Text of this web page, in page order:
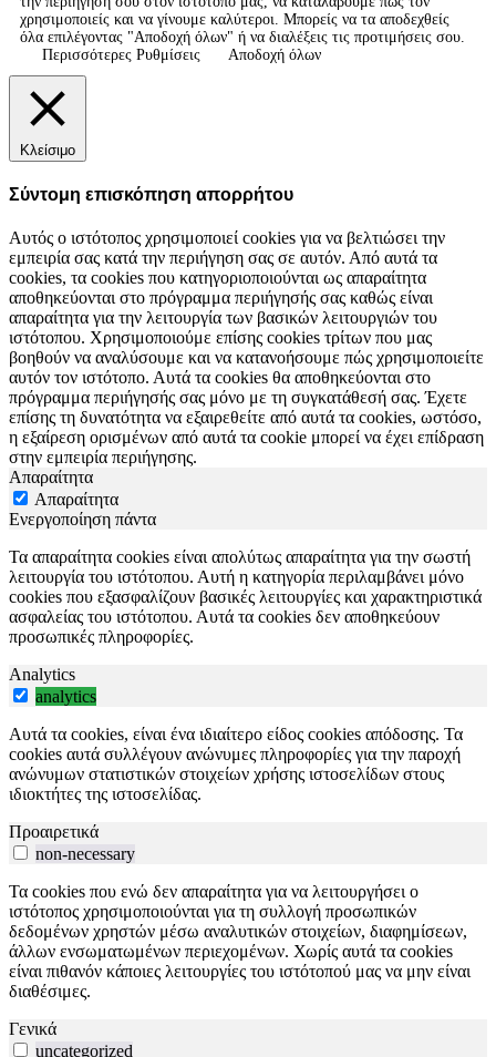
χρησιμοποιείς και να γίνουμε καλύτεροι. Μπορείς να τα αποδεχθείς
όλα επιλέγοντας "Αποδοχή όλων" ή να διαλέξεις τις προτιμήσεις σου.
Περισσότερες Ρυθμίσεις
Αποδοχή όλων
Κλείσιμο
Σύντομη επισκόπηση απορρήτου
Αυτός ο ιστότοπος χρησιμοποιεί cookies για να βελτιώσει την
εμπειρία σας κατά την περιήγηση σας σε αυτόν. Από αυτά τα
cookies, τα cookies που κατηγοριοποιούνται ως απαραίτητα
αποθηκεύονται στο πρόγραμμα περιήγησής σας καθώς είναι
απαραίτητα για την λειτουργία των βασικών λειτουργιών του
ιστότοπου. Χρησιμοποιούμε επίσης cookies τρίτων που μας
βοηθούν να αναλύσουμε και να κατανοήσουμε πώς χρησιμοποιείτε
αυτόν τον ιστότοπο. Αυτά τα cookies θα αποθηκεύονται στο
πρόγραμμα περιήγησής σας μόνο με τη συγκατάθεσή σας. Έχετε
επίσης τη δυνατότητα να εξαιρεθείτε από αυτά τα cookies, ωστόσο,
η εξαίρεση ορισμένων από αυτά τα cookie μπορεί να έχει επίδραση
στην εμπειρία περιήγησης.
Απαραίτητα
Απαραίτητα
Ενεργοποίηση πάντα
Τα απαραίτητα cookies είναι απολύτως απαραίτητα για την σωστή
λειτουργία του ιστότοπου. Αυτή η κατηγορία περιλαμβάνει μόνο
cookies που εξασφαλίζουν βασικές λειτουργίες και χαρακτηριστικά
ασφαλείας του ιστότοπου. Αυτά τα cookies δεν αποθηκεύουν
προσωπικές πληροφορίες.
Analytics
analytics
Αυτά τα cookies, είναι ένα ιδιαίτερο είδος cookies απόδοσης. Τα
cookies αυτά συλλέγουν ανώνυμες πληροφορίες για την παροχή
ανώνυμων στατιστικών στοιχείων χρήσης ιστοσελίδων στους
ιδιοκτήτες της ιστοσελίδας.
Προαιρετικά
non-necessary
Τα cookies που ενώ δεν απαραίτητα για να λειτουργήσει ο
ιστότοπος χρησιμοποιούνται για τη συλλογή προσωπικών
δεδομένων χρηστών μέσω αναλυτικών στοιχείων, διαφημίσεων,
άλλων ενσωματωμένων περιεχομένων. Χωρίς αυτά τα cookies
είναι πιθανόν κάποιες λειτουργίες του ιστότοπού μας να μην είναι
διαθέσιμες.
Γενικά
uncategorized